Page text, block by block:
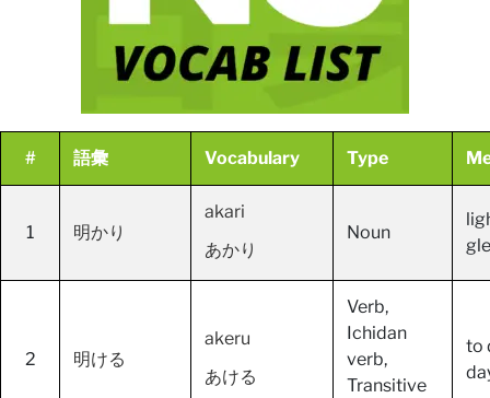
# 語彙 Vocabulary Type
1 明かり
akari
あかり
Noun
2 明ける
akeru
あける
Verb,
Ichidan
verb,
Transitive
to